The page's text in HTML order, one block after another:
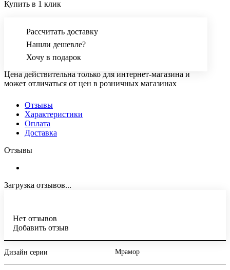
Купить в 1 клик
Рассчитать доставку
Нашли дешевле?
Хочу в подарок
Цена действительна только для интернет-магазина и
может отличаться от цен в розничных магазинах
Отзывы
Характеристики
Оплата
Доставка
Отзывы
Загрузка отзывов...
Нет отзывов
Добавить отзыв
Дизайн серии Мрамор